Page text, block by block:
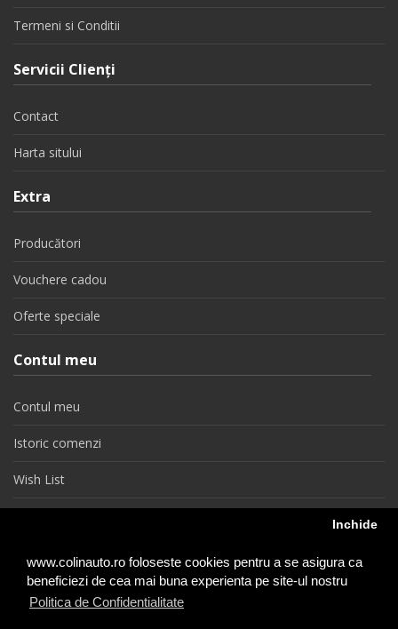
www.colinauto.ro foloseste cookies pentru a se asigura ca
beneficiezi de cea mai buna experienta pe site-ul nostru
Politica de Confidentialitate
Inchide
Termeni si Conditii
Servicii Clienţi
Contact
Harta sitului
Extra
Producători
Vouchere cadou
Oferte speciale
Contul meu
Contul meu
Istoric comenzi
Wish List